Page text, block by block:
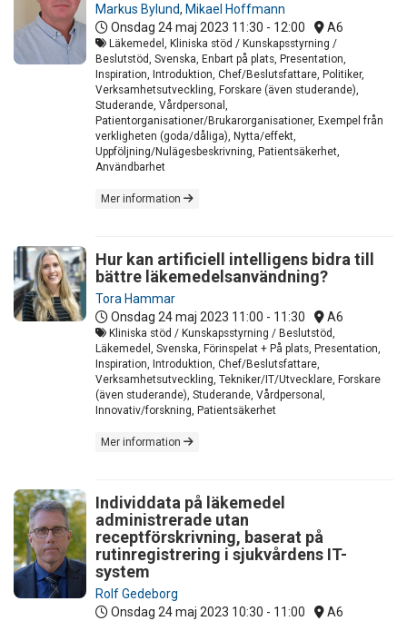
Markus Bylund, Mikael Hoffmann
Onsdag 24 maj 2023 11:30 - 12:00 A6
Läkemedel, Kliniska stöd / Kunskapsstyrning /
Beslutstöd, Svenska, Enbart på plats, Presentation,
Inspiration, Introduktion, Chef/Beslutsfattare, Politiker,
Verksamhetsutveckling, Forskare (även studerande),
Studerande, Vårdpersonal,
Patientorganisationer/Brukarorganisationer, Exempel från
verkligheten (goda/dåliga), Nytta/effekt,
Uppföljning/Nulägesbeskrivning, Patientsäkerhet,
Användbarhet
Mer information
Hur kan artificiell intelligens bidra till
bättre läkemedelsanvändning?
Tora Hammar
Onsdag 24 maj 2023 11:00 - 11:30 A6
Kliniska stöd / Kunskapsstyrning / Beslutstöd,
Läkemedel, Svenska, Förinspelat + På plats, Presentation,
Inspiration, Introduktion, Chef/Beslutsfattare,
Verksamhetsutveckling, Tekniker/IT/Utvecklare, Forskare
(även studerande), Studerande, Vårdpersonal,
Innovativ/forskning, Patientsäkerhet
Mer information
Individdata på läkemedel
administrerade utan
receptförskrivning, baserat på
rutinregistrering i sjukvårdens IT-
system
Rolf Gedeborg
Onsdag 24 maj 2023 10:30 - 11:00 A6